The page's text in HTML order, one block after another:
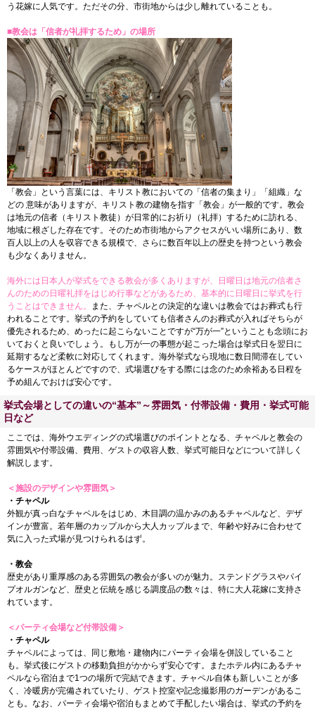
う花嫁に人気です。ただその分、市街地からは少し離れていることも。
■教会は「信者が礼拝するため」の場所
「教会」という言葉には、キリスト教においての「信者の集まり」「組織」な
どの 意味がありますが、キリスト教の建物を指す「教会」が一般的です。教会
は地元の信者（キリスト教徒）が日常的にお祈り（礼拝）するために訪れる、
地域に根ざした存在です。そのため市街地からアクセスがいい場所にあり、数
百人以上の人を収容できる規模で、さらに数百年以上の歴史を持つという教会
も少なくありません。
海外には日本人が挙式をできる教会が多くありますが、日曜日は地元の信者さ
んのための日曜礼拝をはじめ行事などがあるため、基本的に日曜日に挙式を行
うことはできません。
また、チャペルとの決定的な違いは教会ではお葬式も行
われることです。挙式の予約をしていても信者さんのお葬式が入ればそちらが
優先されるため、めったに起こらないことですが“万が一”ということも念頭にお
いておくと良いでしょう。もし万が一の事態が起こった場合は挙式日を翌日に
延期するなど柔軟に対応してくれます。海外挙式なら現地に数日間滞在してい
るケースがほとんどですので、式場選びをする際には念のため余裕ある日程を
予め組んでおけば安心です。
挙式会場としての違いの“基本”～雰囲気・付帯設備・費用・挙式可能
日など
ここでは、海外ウエディングの式場選びのポイントとなる、チャペルと教会の
雰囲気や付帯設備、費用、ゲストの収容人数、挙式可能日などについて詳しく
解説します。
＜施設のデザインや雰囲気＞
・チャペル
外観が真っ白なチャペルをはじめ、木目調の温かみのあるチャペルなど、デザ
インが豊富。若年層のカップルから大人カップルまで、年齢や好みに合わせて
気に入った式場が見つけられるはず。
・教会
歴史があり重厚感のある雰囲気の教会が多いのが魅力。ステンドグラスやパイ
プオルガンなど、歴史と伝統を感じる調度品の数々は、特に大人花嫁に支持さ
れています。
＜パーティ会場など付帯設備＞
・チャペル
チャペルによっては、同じ敷地・建物内にパーティ会場を併設していること
も。挙式後にゲストの移動負担がかからず安心です。またホテル内にあるチャ
ペルなら宿泊まで1つの場所で完結できます。チャペル自体も新しいことが多
く、冷暖房が完備されていたり、ゲスト控室や記念撮影用のガーデンがあるこ
とも。なお、パーティ会場や宿泊もまとめて手配したい場合は、挙式の予約を